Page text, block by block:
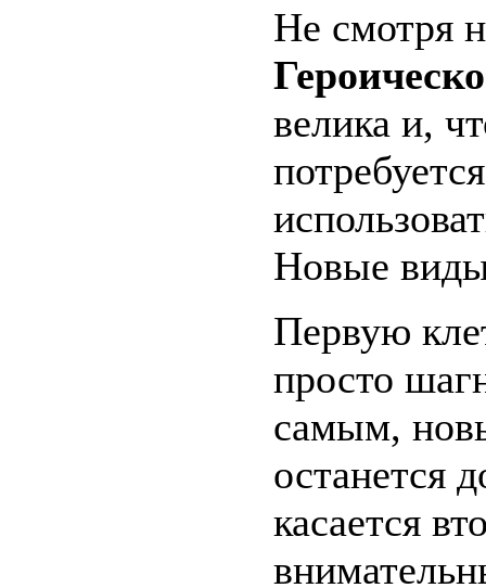
Не смотря
велика и,
Новые
Первую
просто
самым,
останется
касается